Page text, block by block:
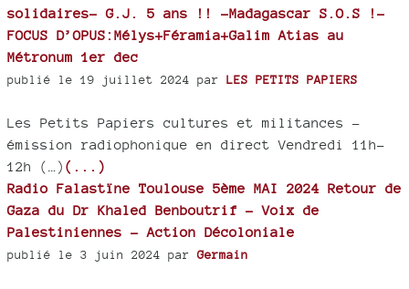
solidaires- G.J. 5 ans !! -Madagascar S.O.S !-
FOCUS D’OPUS:Mélys+Féramia+Galim Atias au
Métronum 1er dec
publié le 19 juillet 2024 par LES PETITS PAPIERS
Les Petits Papiers cultures et militances -
émission radiophonique en direct Vendredi 11h-
12h (…) (...)
Radio Falastïne Toulouse 5ème MAI 2024 Retour de
Gaza du Dr Khaled Benboutrif - Voix de
Palestiniennes - Action Décoloniale
publié le 3 juin 2024 parGermain